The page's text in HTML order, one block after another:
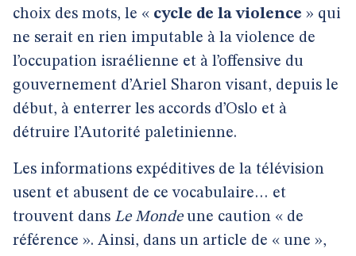
choix des mots, le « cycle de la violence » qui
ne serait en rien imputable à la violence de
l’occupation israélienne et à l’offensive du
gouvernement d’Ariel Sharon visant, depuis le
début, à enterrer les accords d’Oslo et à
détruire l’Autorité paletinienne.
Les informations expéditives de la télévision
usent et abusent de ce vocabulaire… et
trouvent dans Le Mondeune caution « de
référence ». Ainsi, dans un article de « une »,